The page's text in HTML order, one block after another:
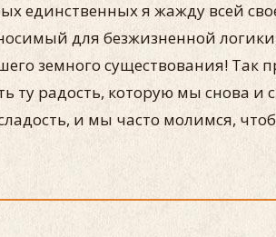
единственных я жажду всей
для безжизненной
земного существования! Так
ту радость, которую мы снова
и мы часто молимся,